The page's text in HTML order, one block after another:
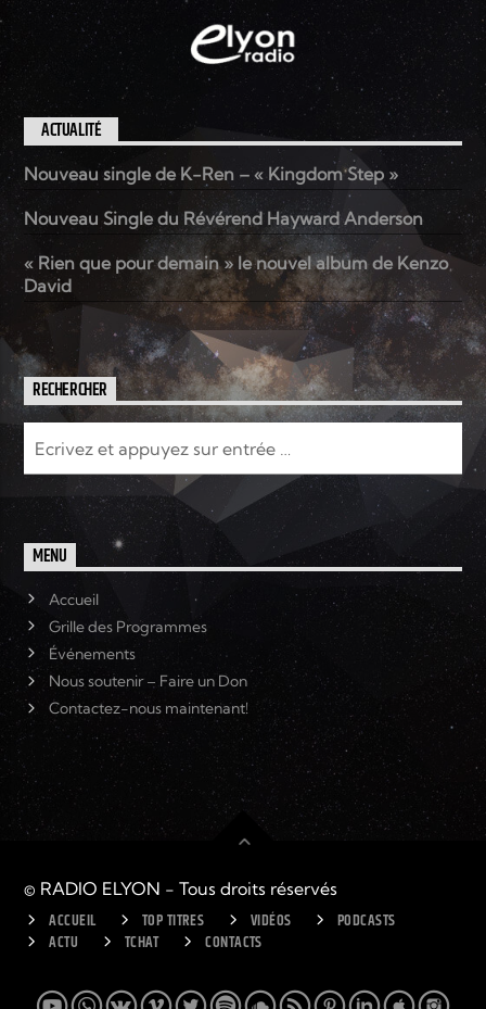
ACTUALITÉ
Nouveau single de K-Ren – « Kingdom Step »
Nouveau Single du Révérend Hayward Anderson
« Rien que pour demain » le nouvel album de Kenzo
David
RECHERCHER
MENU
Accueil
Grille des Programmes
Événements
Nous soutenir – Faire un Don
Contactez-nous maintenant!
© RADIO ELYON - Tous droits réservés
ACCUEIL TOP TITRES VIDÉOS
PODCASTS
ACTU
TCHAT CONTACTS